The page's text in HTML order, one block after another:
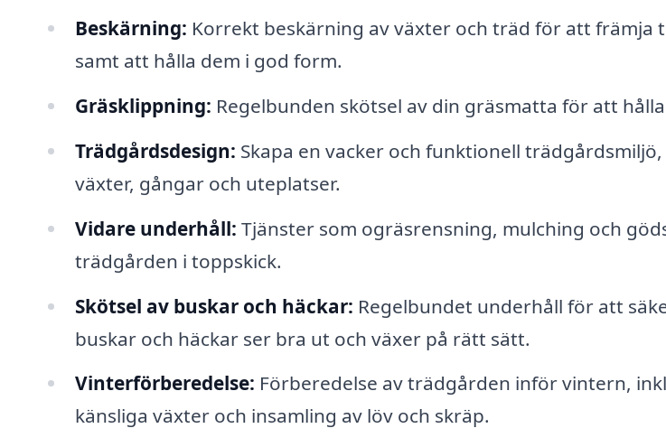
Beskärning: Korrekt beskärning av växter och träd för att främja
samt att hålla dem i god form.
Gräsklippning: Regelbunden skötsel av din gräsmatta för att
Trädgårdsdesign: Skapa en vacker och funktionell
växter, gångar och uteplatser.
Vidare underhåll: Tjänster som ogräsrensning, mulching och
trädgården i toppskick.
Skötsel av buskar och häckar: Regelbundet underhåll för att
buskar och häckar ser bra ut och växer på rätt sätt.
Vinterförberedelse: Förberedelse av trädgården inför vintern,
känsliga växter och insamling av löv och skräp.